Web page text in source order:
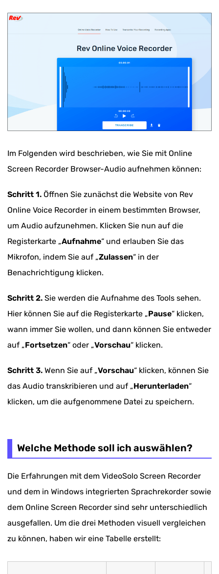
Im Folgenden wird beschrieben, wie Sie mit Online
Screen Recorder Browser-Audio aufnehmen können:
Schritt 1. Öffnen Sie zunächst die Website von Rev
Online Voice Recorder in einem bestimmten Browser,
um Audio aufzunehmen. Klicken Sie nun auf die
Registerkarte „Aufnahme“ und erlauben Sie das
Mikrofon, indem Sie auf „Zulassen“ in der
Benachrichtigung klicken.
Schritt 2. Sie werden die Aufnahme des Tools sehen.
Hier können Sie auf die Registerkarte „Pause“ klicken,
wann immer Sie wollen, und dann können Sie entweder
auf „Fortsetzen“ oder „Vorschau“ klicken.
Schritt 3. Wenn Sie auf „Vorschau“ klicken, können Sie
das Audio transkribieren und auf „Herunterladen“
klicken, um die aufgenommene Datei zu speichern.
Welche Methode soll ich auswählen?
Die Erfahrungen mit dem VideoSolo Screen Recorder
und dem in Windows integrierten Sprachrekorder sowie
dem Online Screen Recorder sind sehr unterschiedlich
ausgefallen. Um die drei Methoden visuell vergleichen
zu können, haben wir eine Tabelle erstellt: